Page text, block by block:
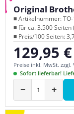
Original
■ Artikelnummer:
■ für ca. 3.500 Seiten
■ Preis/100 Seiten:
Regulärer Preis:
129,95 €
Preise inkl. MwSt. zzgl.
Sofort lieferbar!
− +